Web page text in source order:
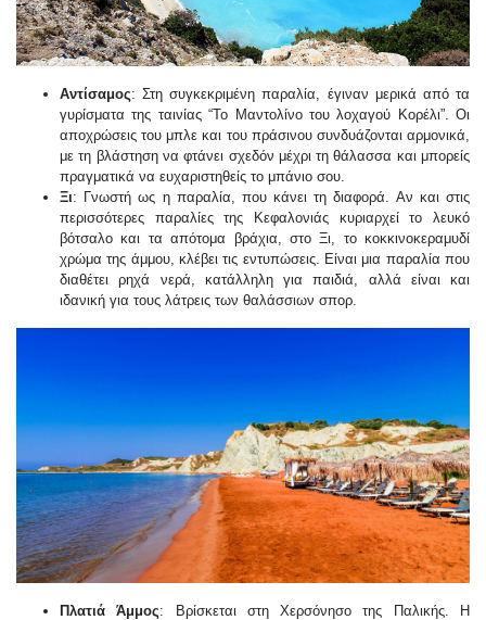
Αντίσαμος: Στη συγκεκριμένη παραλία, έγιναν μερικά από τα
γυρίσματα της ταινίας “Το Μαντολίνο του λοχαγού Κορέλι”. Οι
αποχρώσεις του μπλε και του πράσινου συνδυάζονται αρμονικά,
με τη βλάστηση να φτάνει σχεδόν μέχρι τη θάλασσα και μπορείς
πραγματικά να ευχαριστηθείς το μπάνιο σου.
Ξι: Γνωστή ως η παραλία, που κάνει τη διαφορά. Αν και στις
περισσότερες παραλίες της Κεφαλονιάς κυριαρχεί το λευκό
βότσαλο και τα απότομα βράχια, στο Ξι, το κοκκινοκεραμυδί
χρώμα της άμμου, κλέβει τις εντυπώσεις. Είναι μια παραλία που
διαθέτει ρηχά νερά, κατάλληλη για παιδιά, αλλά είναι και
ιδανική για τους λάτρεις των θαλάσσιων σπορ.
Πλατιά Άμμος: Βρίσκεται στη Χερσόνησο της Παλικής. Η